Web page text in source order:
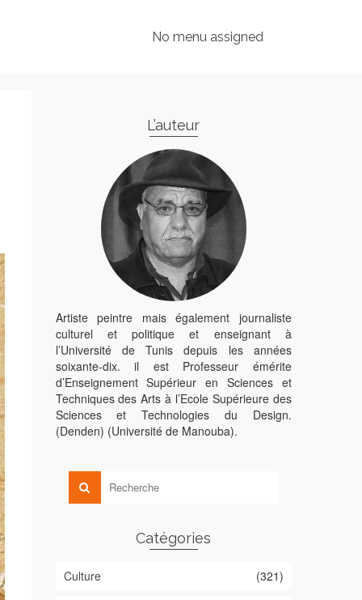
No menu assigned
L’auteur
Artiste peintre mais également journaliste
culturel et politique et enseignant à
l’Université de Tunis depuis les années
soixante-dix. il est Professeur émérite
d’Enseignement Supérieur en Sciences et
Techniques des Arts à l’Ecole Supérieure des
Sciences et Technologies du Design.
(Denden) (Université de Manouba).
Catégories
Culture (321)